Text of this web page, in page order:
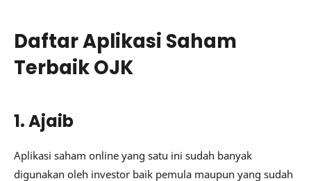
Daftar Aplikasi Saham
Terbaik OJK
1. Ajaib
Aplikasi saham online yang satu ini sudah banyak
digunakan oleh investor baik pemula maupun yang sudah